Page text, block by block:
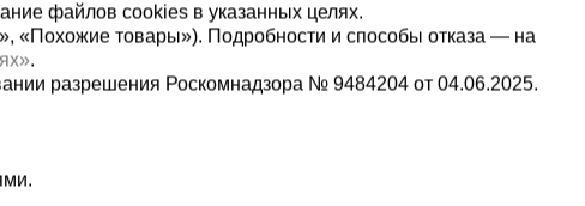
1-992
файлов cookies в указанных целях.
«Похожие товары»). Подробности и способы отказа — на
.
разрешения Роскомнадзора № 9484204 от 04.06.2025.